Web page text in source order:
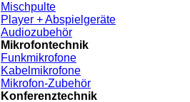
Mischpulte
Player + Abspielgeräte
Audiozubehör
Mikrofontechnik
Funkmikrofone
Kabelmikrofone
Mikrofon-Zubehör
Konferenztechnik